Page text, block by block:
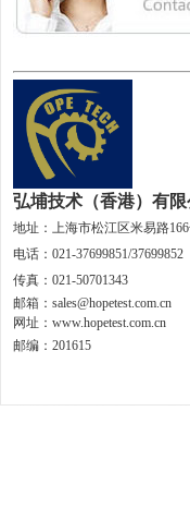
弘埔技术（香港）有限
地址： 上海市松江区米易路166
电话：021-37699851/37699852
传真：021-50701343
邮箱： sales@hopetest.com.cn
网址 ： www.hopetest.com.cn
邮编：201615